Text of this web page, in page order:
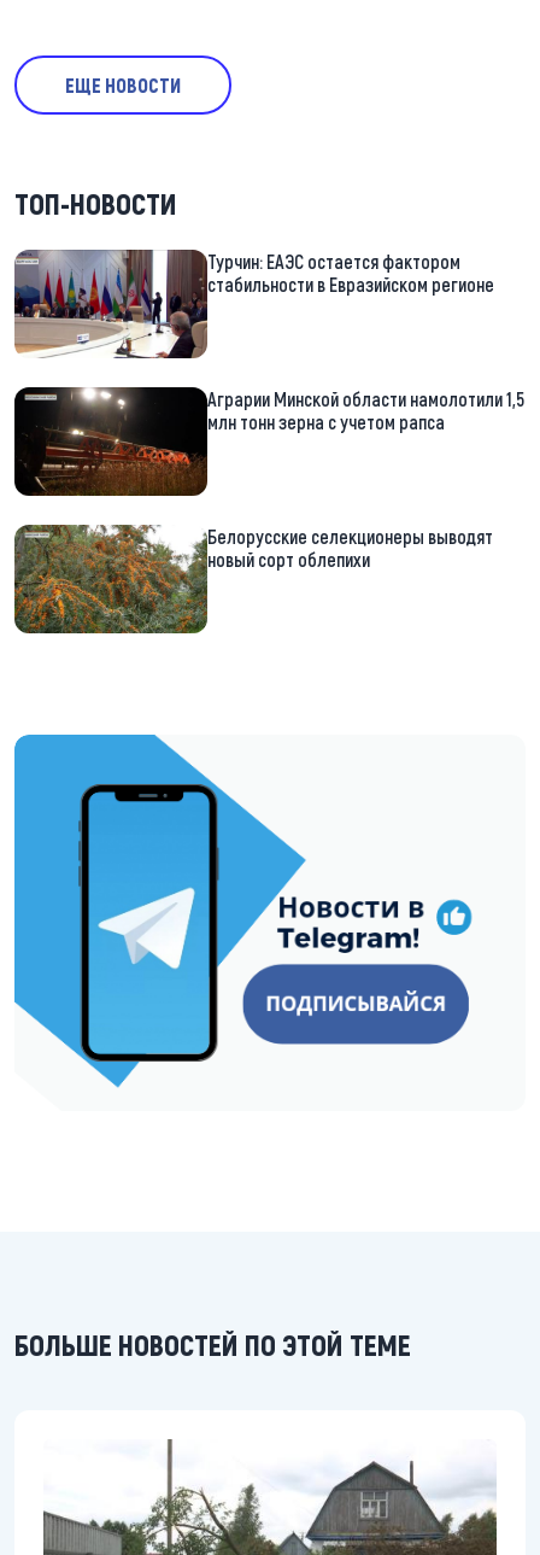
ЕЩЕ НОВОСТИ
ТОП-НОВОСТИ
Турчин: ЕАЭС остается фактором
стабильности в Евразийском регионе
Аграрии Минской области намолотили 1,5
млн тонн зерна с учетом рапса
Белорусские селекционеры выводят
новый сорт облепихи
https://t.me/minskctvby
БОЛЬШЕ НОВОСТЕЙ ПО ЭТОЙ ТЕМЕ